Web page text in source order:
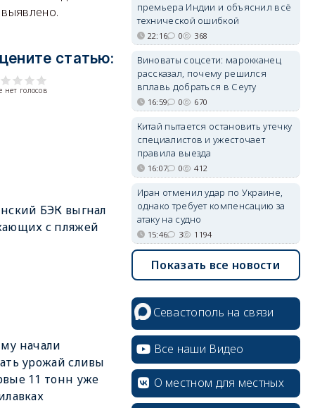
статью:
нет голосов
БЭК выгнал
с пляжей
начали
урожай сливы
11 тонн уже
премьера Индии и объяснил всё
технической ошибкой
22:16 0 368
Виноваты соцсети: марокканец
рассказал, почему решился
вплавь добраться в Сеуту
16:59 0 670
Китай пытается остановить утечку
специалистов и ужесточает
правила выезда
16:07 0 412
Иран отменил удар по Украине,
однако требует компенсацию за
атаку на судно
15:46 3 1194
Показать все новости
Севастополь на связи
Все наши Видео
О местном для местных